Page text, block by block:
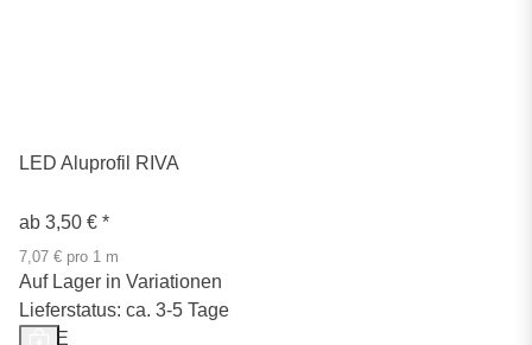
LED Aluprofil RIVA
ab 3,50 € *
7,07 € pro 1 m
Auf Lager in Variationen
Lieferstatus: ca. 3-5 Tage
SALE